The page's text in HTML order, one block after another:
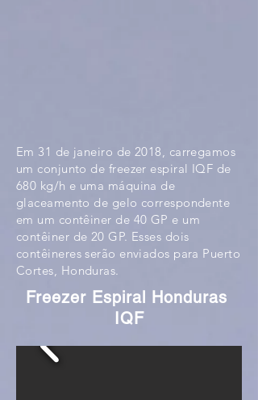
Em 31 de janeiro de 2018, carregamos
um conjunto de freezer espiral IQF de
680 kg/h e uma máquina de
glaceamento de gelo correspondente
em um contêiner de 40 GP e um
contêiner de 20 GP. Esses dois
contêineres serão enviados para Puerto
Cortes, Honduras.
Freezer Espiral Honduras
IQF